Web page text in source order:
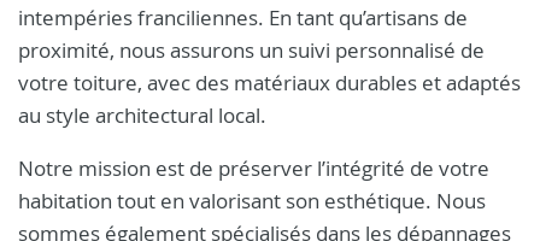
intempéries franciliennes. En tant qu’artisans de
proximité, nous assurons un suivi personnalisé de
votre toiture, avec des matériaux durables et adaptés
au style architectural local.
Notre mission est de préserver l’intégrité de votre
habitation tout en valorisant son esthétique. Nous
sommes également spécialisés dans les dépannages